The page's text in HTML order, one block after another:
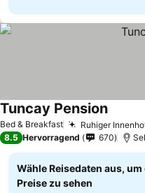
Bed & Breakfast Ruhiger
Tuncay PensionPreise
8.5 Hervorragend 670
Wähle Reisedaten aus,
Preise zu sehen